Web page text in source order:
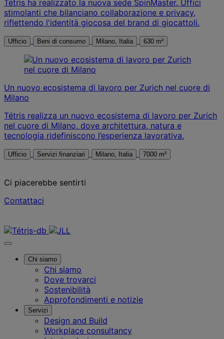
Tétris ha realizzato la nuova sede SpinMaster. Uffici
stimolanti che bilanciano collaborazione e privacy,
riflettendo l'identità giocosa del brand di giocattoli.
Ufficio Beni di consumo Milano, Italia 630 m²
Un nuovo ecosistema di lavoro per Zurich nel cuore di
Milano
Tétris realizza un nuovo ecosistema di lavoro per Zurich
nel cuore di Milano, dove architettura, natura e
tecnologia ridefiniscono l’esperienza lavorativa.
Ufficio Servizi finanziari Milano, Italia 7000 m²
Ci piacerebbe sentirti
Contattaci
Chi siamo
Chi siamo
Dove trovarci
Sostenibilità
Approfondimenti e notizie
Servizi
Design and Build
Workplace consultancy